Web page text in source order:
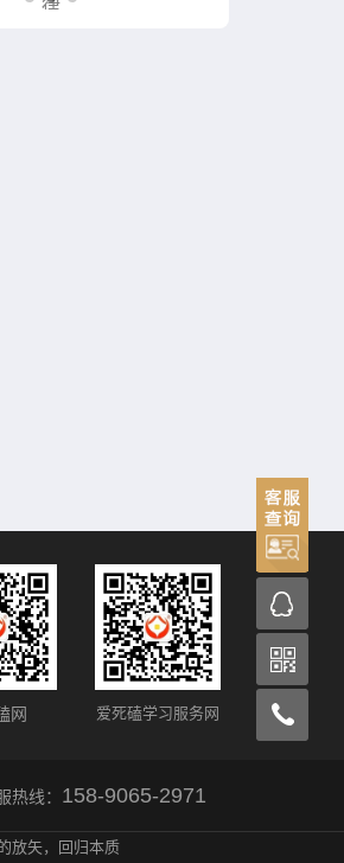
网
爱死磕学习服务网
热线： 158-9065-2971
放矢，回归本质